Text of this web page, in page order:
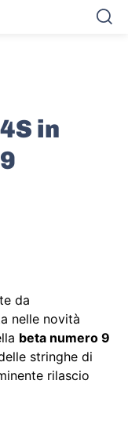
in
da
nelle novità
beta numero 9
stringhe di
rilascio